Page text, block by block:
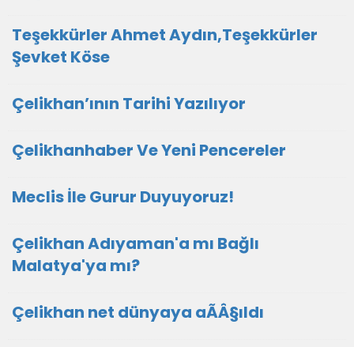
Teşekkürler Ahmet Aydın,Teşekkürler
Şevket Köse
Çelikhan’ının Tarihi Yazılıyor
Çelikhanhaber Ve Yeni Pencereler
Meclis İle Gurur Duyuyoruz!
Çelikhan Adıyaman'a mı Bağlı
Malatya'ya mı?
Çelikhan net dünyaya aÃÂ§ıldı